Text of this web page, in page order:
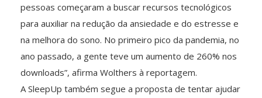
pessoas começaram a buscar recursos tecnológicos
para auxiliar na redução da ansiedade e do estresse e
na melhora do sono. No primeiro pico da pandemia, no
ano passado, a gente teve um aumento de 260% nos
downloads”, afirma Wolthers à reportagem.
A SleepUp também segue a proposta de tentar ajudar